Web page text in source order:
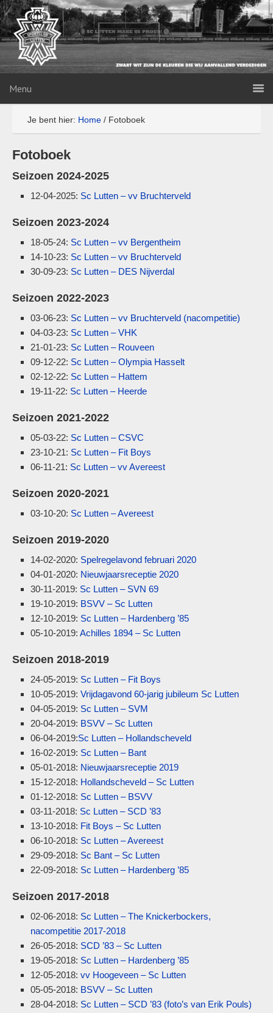
Menu
Je bent hier: Home / Fotoboek
Fotoboek
Seizoen 2024-2025
12-04-2025: Sc Lutten – vv Bruchterveld
Seizoen 2023-2024
18-05-24: Sc Lutten – vv Bergentheim
14-10-23: Sc Lutten – vv Bruchterveld
30-09-23: Sc Lutten – DES Nijverdal
Seizoen 2022-2023
03-06-23: Sc Lutten – vv Bruchterveld (nacompetitie)
04-03-23: Sc Lutten – VHK
21-01-23: Sc Lutten – Rouveen
09-12-22: Sc Lutten – Olympia Hasselt
02-12-22: Sc Lutten – Hattem
19-11-22: Sc Lutten – Heerde
Seizoen 2021-2022
05-03-22: Sc Lutten – CSVC
23-10-21: Sc Lutten – Fit Boys
06-11-21: Sc Lutten – vv Avereest
Seizoen 2020-2021
03-10-20: Sc Lutten – Avereest
Seizoen 2019-2020
14-02-2020: Spelregelavond februari 2020
04-01-2020: Nieuwjaarsreceptie 2020
30-11-2019: Sc Lutten – SVN 69
19-10-2019: BSVV – Sc Lutten
12-10-2019: Sc Lutten – Hardenberg ’85
05-10-2019: Achilles 1894 – Sc Lutten
Seizoen 2018-2019
24-05-2019: Sc Lutten – Fit Boys
10-05-2019: Vrijdagavond 60-jarig jubileum Sc Lutten
04-05-2019: Sc Lutten – SVM
20-04-2019: BSVV – Sc Lutten
06-04-2019:Sc Lutten – Hollandscheveld
16-02-2019: Sc Lutten – Bant
05-01-2018: Nieuwjaarsreceptie 2019
15-12-2018: Hollandscheveld – Sc Lutten
01-12-2018: Sc Lutten – BSVV
03-11-2018: Sc Lutten – SCD ’83
13-10-2018: Fit Boys – Sc Lutten
06-10-2018: Sc Lutten – Avereest
29-09-2018: Sc Bant – Sc Lutten
22-09-2018: Sc Lutten – Hardenberg ’85
Seizoen 2017-2018
02-06-2018: Sc Lutten – The Knickerbockers,
nacompetitie 2017-2018
26-05-2018: SCD ’83 – Sc Lutten
19-05-2018: Sc Lutten – Hardenberg ’85
12-05-2018: vv Hoogeveen – Sc Lutten
05-05-2018: BSVV – Sc Lutten
28-04-2018: Sc Lutten – SCD ’83 (foto’s van Erik Pouls)